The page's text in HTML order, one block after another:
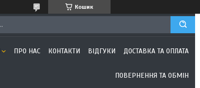
Кошик
ПРО НАС КОНТАКТИ ВІДГУКИ ДОСТАВКА ТА ОПЛАТА
ПОВЕРНЕННЯ ТА ОБМІН